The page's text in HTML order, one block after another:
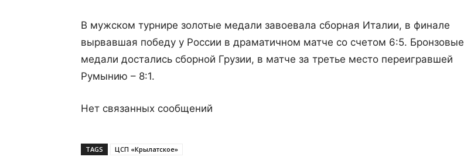
В мужском турнире золотые медали завоевала сборная Италии, в финале
вырвавшая победу у России в драматичном матче со счетом 6:5. Бронзовые
медали достались сборной Грузии, в матче за третье место переигравшей
Румынию – 8:1.
Нет связанных сообщений
TAGS ЦСП «Крылатское»